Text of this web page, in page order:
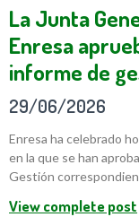
La Junta
Enresa
informe de
29/06/2026
Enresa ha celebrado
en la que se han
Gestión
View complete post